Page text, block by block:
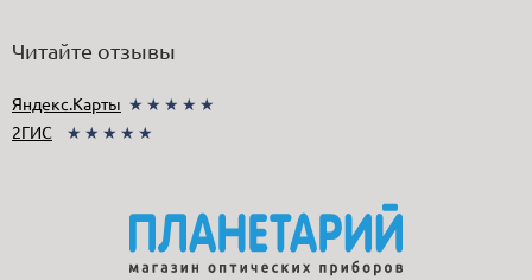
Читайте отзывы
Яндекс.Карты ★★★★★
2ГИС
★★★★★